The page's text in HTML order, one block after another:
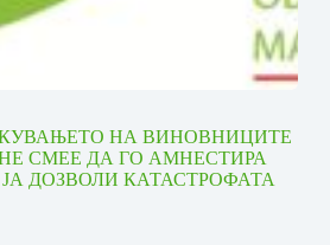
НА ВИНОВНИЦИТЕ
СМЕЕ ДА ГО АМНЕСТИРА
ДОЗВОЛИ КАТАСТРОФАТА